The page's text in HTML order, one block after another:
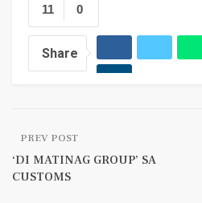
0
11
Share
PREV POST
‘DI MATINAG GROUP’ SA
CUSTOMS